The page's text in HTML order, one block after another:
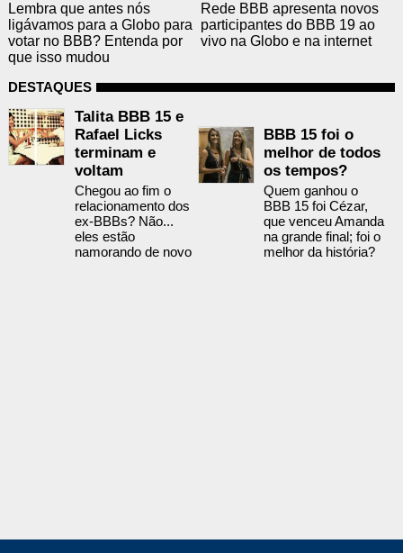
Lembra que antes nós
ligávamos para a Globo para
votar no BBB? Entenda por
que isso mudou
Rede BBB apresenta novos
participantes do BBB 19 ao
vivo na Globo e na internet
DESTAQUES
Talita BBB 15 e
Rafael Licks
terminam e
voltam
Chegou ao fim o
relacionamento dos
ex-BBBs? Não...
eles estão
namorando de novo
BBB 15 foi o
melhor de todos
os tempos?
Quem ganhou o
BBB 15 foi Cézar,
que venceu Amanda
na grande final; foi o
melhor da história?